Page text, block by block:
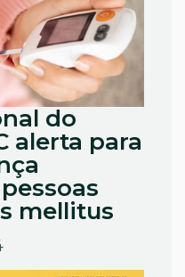
do
alerta para
mellitus